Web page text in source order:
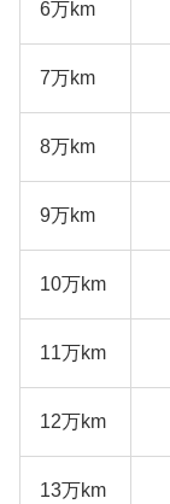
6万km
7万km
8万km
9万km
10万km
11万km
12万km
13万km